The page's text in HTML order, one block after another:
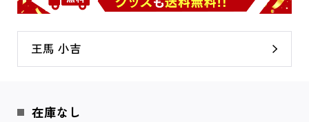
王馬 小吉
在庫なし